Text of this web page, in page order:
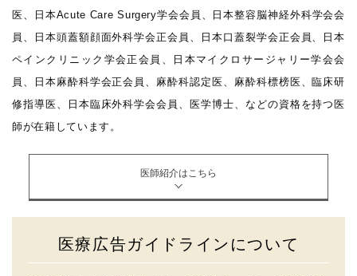
医、日本Acute Care Surgery学会会員、日本整容脳神経外科学会会
員、日本頭蓋額顔面外科学会正会員、日本口蓋裂学会正会員、日本
ペインクリニック学会正会員、日本マイクロサージャリー学会会
員、日本麻酔科学会正会員、麻酔科認定医、麻酔科標榜医、臨床研
修指導医、日本臨床外科学会会員、医学博士、などの資格を持つ医
師が在籍しています。
医師紹介はこちら
医療広告ガイドラインについて